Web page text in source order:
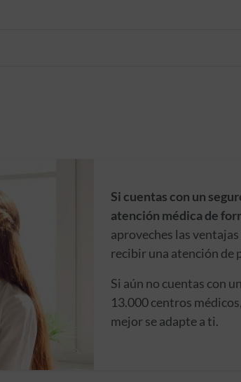
Si cuentas con un
atención médica de
aproveches las
recibir una atención de
Si aún no cuentas con
13.000 centros
mejor se adapte a ti.